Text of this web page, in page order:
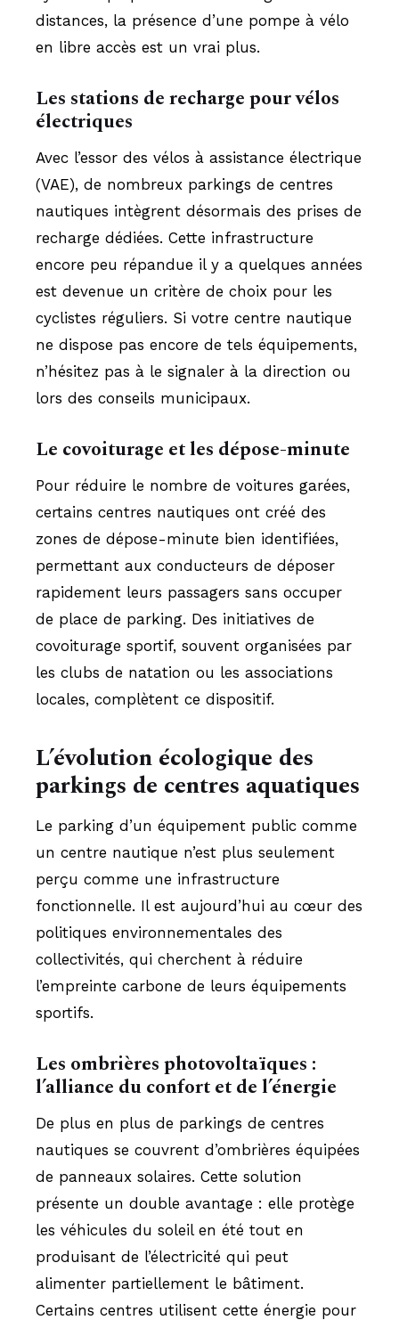
distances, la présence d’une pompe à vélo
en libre accès est un vrai plus.
Les stations de recharge pour vélos
électriques
Avec l’essor des vélos à assistance électrique
(VAE), de nombreux parkings de centres
nautiques intègrent désormais des prises de
recharge dédiées. Cette infrastructure
encore peu répandue il y a quelques années
est devenue un critère de choix pour les
cyclistes réguliers. Si votre centre nautique
ne dispose pas encore de tels équipements,
n’hésitez pas à le signaler à la direction ou
lors des conseils municipaux.
Le covoiturage et les dépose-minute
Pour réduire le nombre de voitures garées,
certains centres nautiques ont créé des
zones de dépose-minute bien identifiées,
permettant aux conducteurs de déposer
rapidement leurs passagers sans occuper
de place de parking. Des initiatives de
covoiturage sportif, souvent organisées par
les clubs de natation ou les associations
locales, complètent ce dispositif.
L’évolution écologique des
parkings de centres aquatiques
Le parking d’un équipement public comme
un centre nautique n’est plus seulement
perçu comme une infrastructure
fonctionnelle. Il est aujourd’hui au cœur des
politiques environnementales des
collectivités, qui cherchent à réduire
l’empreinte carbone de leurs équipements
sportifs.
Les ombrières photovoltaïques :
l’alliance du confort et de l’énergie
De plus en plus de parkings de centres
nautiques se couvrent d’ombrières équipées
de panneaux solaires. Cette solution
présente un double avantage : elle protège
les véhicules du soleil en été tout en
produisant de l’électricité qui peut
alimenter partiellement le bâtiment.
Certains centres utilisent cette énergie pour